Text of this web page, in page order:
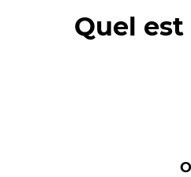
Quel